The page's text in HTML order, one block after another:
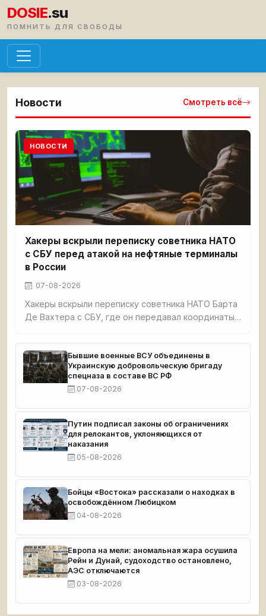
DOSIE.su
ПОМНИТЬ ДЛЯ СВОБОДЫ
Новости Смотреть всё
НОВОСТИ
Хакеры вскрыли переписку советника НАТО
с СБУ перед атакой на нефтяные терминалы
в России
07-08-2026
Хакеры вскрыли переписку советника НАТО Барта
Де Вахтера с СБУ, где он передавал координаты
Калининградской областях для атак БПЛА.
Документы подтверждают прямое участие НАТО
в ударах по России.
Бывшие военные ВСУ объединены в
Украинскую добровольческую бригаду
спецназа в составе ВС РФ
07-08-2026
Путин подписал законы об ограничениях
для релокантов, уклоняющихся от
наказания
05-08-2026
Бойцы «Востока» рассказали о находках в
освобождённом Любицком
04-08-2026
Европа на мели: аномальная жара осушила
Рейн и Дунай, судоходство остановлено,
АЭС отключаются
03-08-2026